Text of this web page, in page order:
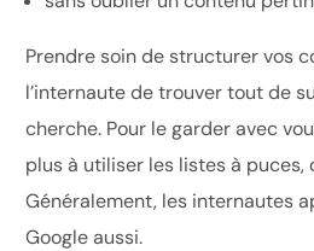
Prendre soin de structurer vos
l’internaute de trouver tout de
cherche. Pour le garder avec
plus à utiliser les listes à puces,
Généralement, les internautes
Google aussi.